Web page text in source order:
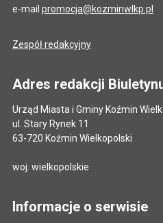
e-mail promocja@kozminwlkp.pl
Zespół redakcyjny
Adres redakcji
Urząd Miasta i Gminy Koźmin
ul. Stary Rynek 11
63-720 Koźmin Wielkopolski
woj. wielkopolskie
Informacje o serwisie